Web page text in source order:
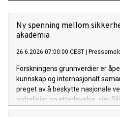
Ny spenning mellom
akademia
26.6.2026 07:00:00 CEST |
Forskningens grunnverdier er
kunnskap og internasjonalt
preget av å beskytte nasjonale
ordrelinjer og etterlevelse, sier
energiteknikk.